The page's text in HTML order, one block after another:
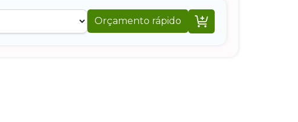
Orçamento rápido 